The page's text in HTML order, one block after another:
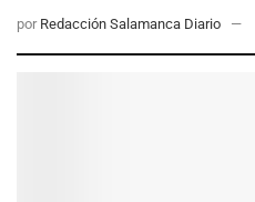
por Redacción Salamanca Diario